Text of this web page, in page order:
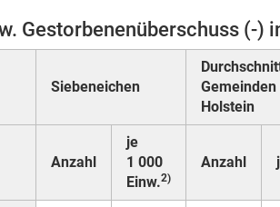
Gestorbenenüberschuss (-)
Siebeneichen
Holstein
Anzahl
je
1 000
Einw.2)
Anzahl